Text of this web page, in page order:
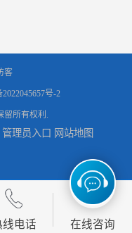
客
号-2
留所有权利.
管理员入口 网站地图
线电话 在线咨询